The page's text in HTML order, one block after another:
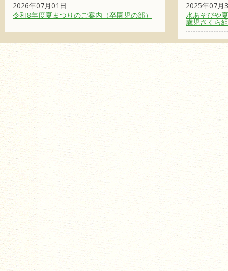
2026年07月01日
令和8年度夏まつりのご案内（卒園児の部）
2025年07月
水あそびや
歳児さくら